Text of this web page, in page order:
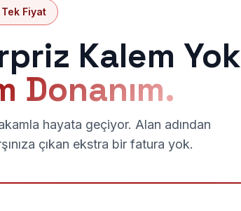
Fiyat
Kalem
Donanım.
hayata geçiyor. Alan adından
çıkan ekstra bir fatura yok.